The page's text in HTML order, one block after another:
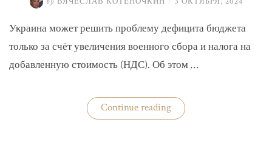
Украина может решить проблему дефицита бюджета
только за счёт увеличения военного сбора и налога на
добавленную стоимость (НДС). Об этом …
Continue reading«Гетьманцев
назвал